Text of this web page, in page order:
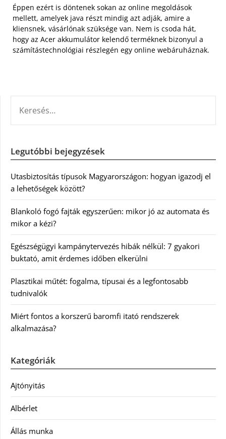
Éppen ezért is döntenek sokan az online megoldások
mellett, amelyek java részt mindig azt adják, amire a
kliensnek, vásárlónak szüksége van. Nem is csoda hát,
hogy az Acer akkumulátor kelendő terméknek bizonyul a
számítástechnológiai részlegén egy online webáruháznak.
Legutóbbi bejegyzések
Utasbiztosítás típusok Magyarországon: hogyan igazodj el
a lehetőségek között?
Blankoló fogó fajták egyszerűen: mikor jó az automata és
mikor a kézi?
Egészségügyi kampánytervezés hibák nélkül: 7 gyakori
buktató, amit érdemes időben elkerülni
Plasztikai műtét: fogalma, típusai és a legfontosabb
tudnivalók
Miért fontos a korszerű baromfi itató rendszerek
alkalmazása?
Kategóriák
Ajtónyitás
Albérlet
Állás munka